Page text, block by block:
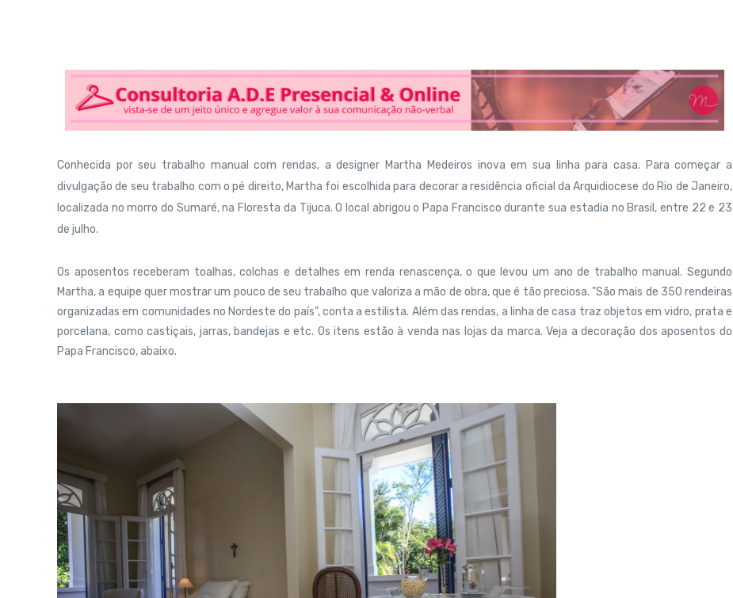
Conhecida por seu trabalho manual com rendas, a designer Martha Medeiros inova em sua linha para casa. Para começar a
divulgação de seu trabalho com o pé direito, Martha foi escolhida para decorar a residência oficial da Arquidiocese do Rio de Janeiro,
localizada no morro do Sumaré, na Floresta da Tijuca. O local abrigou o Papa Francisco durante sua estadia no Brasil, entre 22 e 23
de julho.
Os aposentos receberam toalhas, colchas e detalhes em renda renascença, o que levou um ano de trabalho manual. Segundo
Martha, a equipe quer mostrar um pouco de seu trabalho que valoriza a mão de obra, que é tão preciosa. "São mais de 350 rendeiras
organizadas em comunidades no Nordeste do país", conta a estilista. Além das rendas, a linha de casa traz objetos em vidro, prata e
porcelana, como castiçais, jarras, bandejas e etc. Os itens estão à venda nas lojas da marca. Veja a decoração dos aposentos do
Papa Francisco, abaixo.